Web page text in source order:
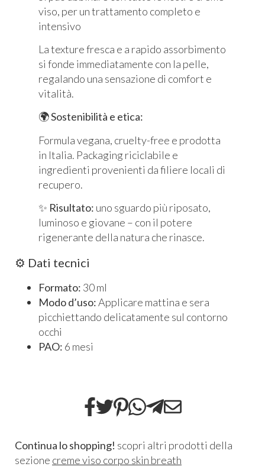
viso, per un trattamento completo e
intensivo
La texture fresca e a rapido assorbimento
si fonde immediatamente con la pelle,
regalando una sensazione di comfort e
vitalità.
🌍Sostenibilità e etica:
Formula vegana, cruelty-free e prodotta
in Italia. Packaging riciclabile e
ingredienti provenienti da filiere locali di
recupero.
✨ Risultato: uno sguardo più riposato,
luminoso e giovane – con il potere
rigenerante della natura che rinasce.
⚙️ Dati tecnici
Formato: 30 ml
Modo d’uso:Applicare mattina e sera
picchiettando delicatamente sul contorno
occhi
PAO: 6 mesi
Continua lo shopping! scopri altri prodotti della
sezione creme viso corpo skin breath